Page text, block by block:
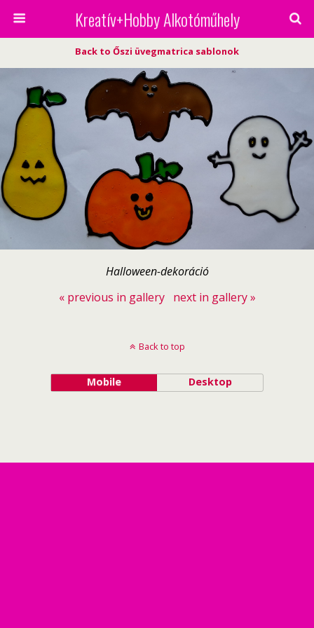
Kreatív+Hobby Alkotóműhely
Back to Őszi üvegmatrica sablonok
Halloween-dekoráció
« previous in gallery
next in gallery »
Back to top
Mobile Desktop